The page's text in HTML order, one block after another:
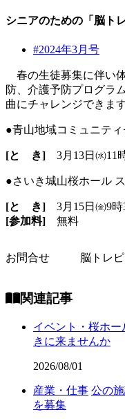
シニアのための「脳ト
#2024年3月号
春の生徒募集に伴い
防、介護予防プログラ
曲にチャレンジできます
●青山地域コミュニテ
[と き] 3月13日㈬11
●さいき城山桜ホール
[と き] 3月15日㈮9
[参加料] 無料
お問合せ 脳トレ
関連記事
イベント・桜ホー
きに来ませんか
2026/08/01
産業・仕事 公の
を募集